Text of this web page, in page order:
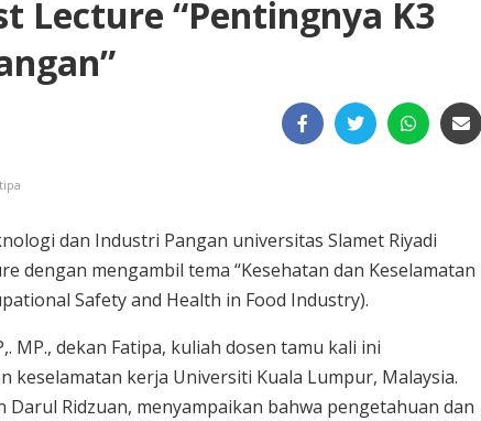
Lecture “Pentingnya K3
dan Industri Pangan universitas Slamet Riyadi
dengan mengambil tema “Kesehatan dan Keselamatan
Safety and Health in Food Industry).
MP., dekan Fatipa, kuliah dosen tamu kali ini
keselamatan kerja Universiti Kuala Lumpur, Malaysia.
Darul Ridzuan, menyampaikan bahwa pengetahuan dan